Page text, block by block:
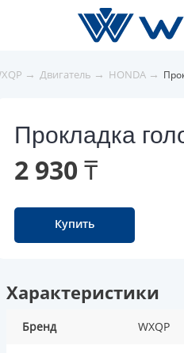
→ Двигатель → HONDA →
Прокладка
2 930 ₸
Купить
Характеристики
Бренд WXQP